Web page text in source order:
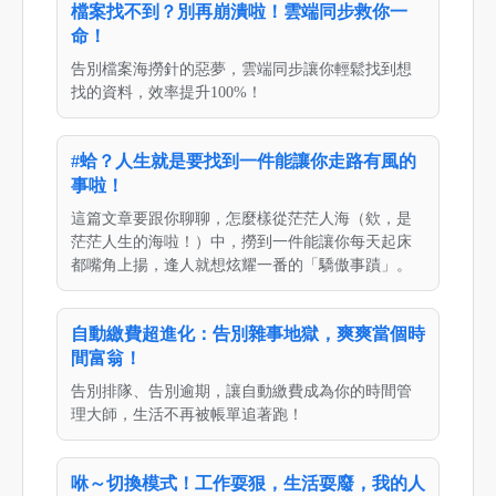
檔案找不到？別再崩潰啦！雲端同步救你一
命！
告別檔案海撈針的惡夢，雲端同步讓你輕鬆找到想
找的資料，效率提升100%！
#蛤？人生就是要找到一件能讓你走路有風的
事啦！
這篇文章要跟你聊聊，怎麼樣從茫茫人海（欸，是
茫茫人生的海啦！）中，撈到一件能讓你每天起床
都嘴角上揚，逢人就想炫耀一番的「驕傲事蹟」。
自動繳費超進化：告別雜事地獄，爽爽當個時
間富翁！
告別排隊、告別逾期，讓自動繳費成為你的時間管
理大師，生活不再被帳單追著跑！
咻～切換模式！工作耍狠，生活耍廢，我的人